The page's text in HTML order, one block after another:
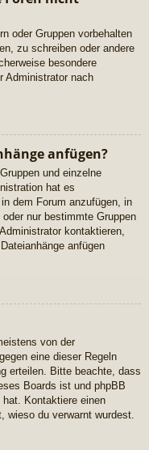
oder Gruppen vorbehalten
zu schreiben oder andere
besondere
Administrator nach
anfügen?
und einzelne
hat es
dem Forum anzufügen, in
nur bestimmte Gruppen
kontaktieren,
anfügen
von der
eine dieser Regeln
erteilen. Bitte beachte, dass
Boards ist und phpBB
hat. Kontaktiere einen
du verwarnt wurdest.